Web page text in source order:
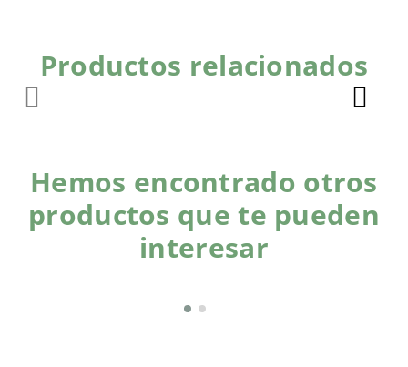
Productos relacionados
Hemos encontrado otros
productos que te pueden
interesar